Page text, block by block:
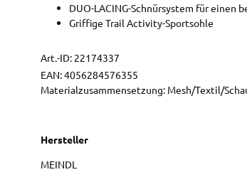
DUO-LACING-Schnürsystem für einen
Griffige Trail Activity-Sportsohle
Art.-ID: 22174337
EAN:4056284576355
Materialzusammensetzung: Mesh/Textil/
Hersteller
MEINDL